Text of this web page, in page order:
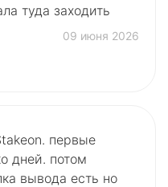
туда заходить
09 июня 2026
первые
дней. потом
вывода есть но